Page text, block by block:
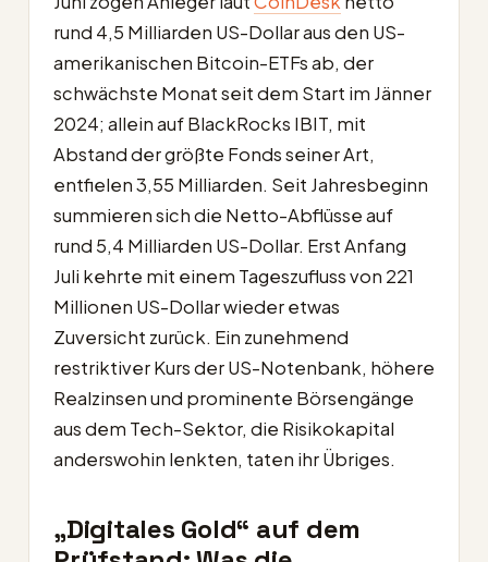
rund 4,5 Milliarden US-Dollar aus den US-
amerikanischen Bitcoin-ETFs ab, der
schwächste Monat seit dem Start im Jänner
2024; allein auf BlackRocks IBIT, mit
Abstand der größte Fonds seiner Art,
entfielen 3,55 Milliarden. Seit Jahresbeginn
summieren sich die Netto-Abflüsse auf
rund 5,4 Milliarden US-Dollar. Erst Anfang
Juli kehrte mit einem Tageszufluss von 221
Millionen US-Dollar wieder etwas
Zuversicht zurück. Ein zunehmend
restriktiver Kurs der US-Notenbank, höhere
Realzinsen und prominente Börsengänge
aus dem Tech-Sektor, die Risikokapital
anderswohin lenkten, taten ihr Übriges.
„Digitales Gold“ auf dem